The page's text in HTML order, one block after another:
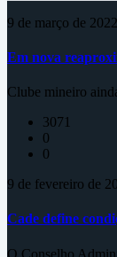
9 de março de 2022
Em nova
Clube mineiro
3071
0
0
9 de fevereiro de
Cade define
O Conselho